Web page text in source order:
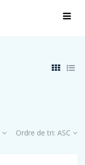
Ordre de tri: ASC